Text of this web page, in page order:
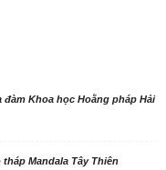
Khoa học Hoằng pháp Hải
Mandala Tây Thiên